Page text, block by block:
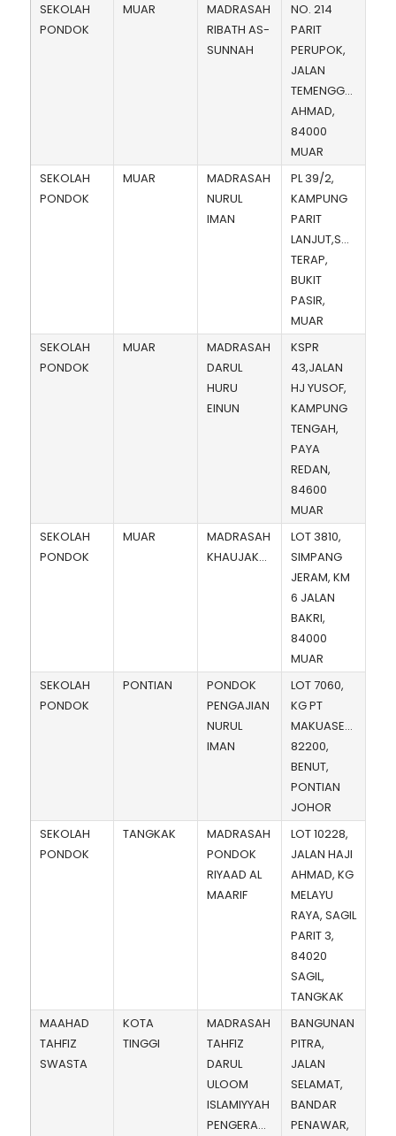
SEKOLAH
PONDOK
MUAR
MADRASAH
RIBATH AS-
SUNNAH
NO. 214
PARIT
PERUPOK,
JALAN
TEMENGGONG
AHMAD,
84000
MUAR
SEKOLAH
PONDOK
MUAR
MADRASAH
NURUL
IMAN
PL 39/2,
KAMPUNG
PARIT
LANJUT,SUNGAI
TERAP,
BUKIT
PASIR,
MUAR
SEKOLAH
PONDOK
MUAR
MADRASAH
DARUL
HURU
EINUN
KSPR
43,JALAN
HJ YUSOF,
KAMPUNG
TENGAH,
PAYA
REDAN,
84600
MUAR
SEKOLAH
PONDOK
MUAR
MADRASAH
KHAUJAKAN
LOT 3810,
SIMPANG
JERAM, KM
6 JALAN
BAKRI,
84000
MUAR
SEKOLAH
PONDOK
PONTIAN
PONDOK
PENGAJIAN
NURUL
IMAN
LOT 7060,
KG PT
MAKUASENG,
82200,
BENUT,
PONTIAN
JOHOR
SEKOLAH
PONDOK
TANGKAK
MADRASAH
PONDOK
RIYAAD AL
MAARIF
LOT 10228,
JALAN HAJI
AHMAD, KG
MELAYU
RAYA, SAGIL
PARIT 3,
84020
SAGIL,
TANGKAK
MAAHAD
TAHFIZ
SWASTA
KOTA
TINGGI
MADRASAH
TAHFIZ
DARUL
ULOOM
ISLAMIYYAH
PENGERANG
BANGUNAN
PITRA,
JALAN
SELAMAT,
BANDAR
PENAWAR,